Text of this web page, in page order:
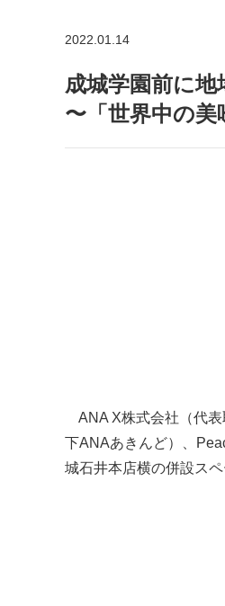
2022.01.14
成城学園前に
〜「世界中の
ANA X株式会社（代表
下ANAあきんど）、
城石井本店横の併設ス